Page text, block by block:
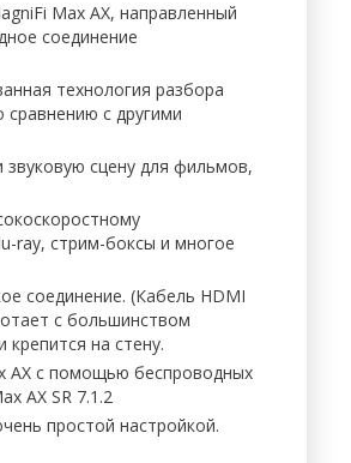
Max AX, направленный
соединение
технология разбора
с другими
звуковую сцену для фильмов,
ray, стрим-боксы и многое
соединение. (Кабель HDMI
с большинством
на стену.
AX с помощью беспроводных
AX SR 7.1.2
простой настройкой.